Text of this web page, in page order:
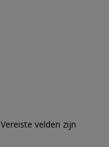
Vereiste velden zijn